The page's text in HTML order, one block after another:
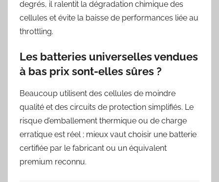
degrés, il ralentit la dégradation chimique des
cellules et évite la baisse de performances liée au
throttling.
Les batteries universelles vendues
à bas prix sont-elles sûres ?
Beaucoup utilisent des cellules de moindre
qualité et des circuits de protection simplifiés. Le
risque d’emballement thermique ou de charge
erratique est réel ; mieux vaut choisir une batterie
certifiée par le fabricant ou un équivalent
premium reconnu.